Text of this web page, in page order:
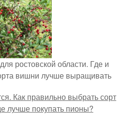
ростовской области. Где и
вишни лучше выращивать